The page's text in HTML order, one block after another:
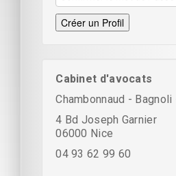
Créer un Profil
Cabinet d'avocats
Chambonnaud - Bagnoli
4 Bd Joseph Garnier
06000 Nice
04 93 62 99 60